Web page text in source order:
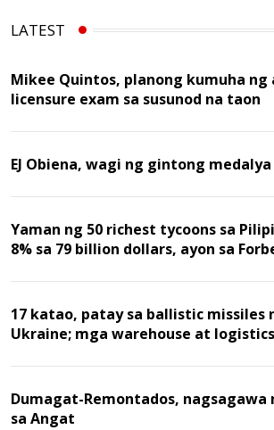
LATEST
Mikee Quintos, planong kumuha
licensure exam sa susunod na taon
EJ Obiena, wagi ng gintong
Yaman ng 50 richest tycoons sa
8% sa 79 billion dollars, ayon sa
17 katao, patay sa ballistic missiles
Ukraine; mga warehouse at
Dumagat-Remontados, nagsagawa
sa Angat